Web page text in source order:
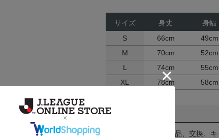
サイズ 身丈 身幅
S
66cm 49cm
M
70cm 52cm
L
74cm 55cm
XL
78cm 58cm
返品・交換について
お客様都合による返品、交換、